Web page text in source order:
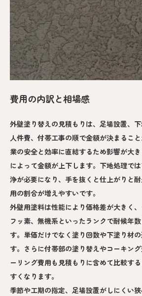
費用の内訳と相場感
外壁塗り替えの見積もりは、足場設置、
人件費、付帯工事の順で金額が決まるこ
業の安全と効率に直結するため影響が大
によって金額が上下します。下地処理で
浄が必要になり、手を抜くと仕上がりと
用の割合が増えやすいです。
外壁用塗料は性能により価格差が大きく、
フッ素、無機系といったランクで耐候年
す。単価だけでなく塗り回数や下塗り材
す。さらに付帯部の塗り替えやコーキン
ーリング費用も見積もりに含めて比較す
すくなります。
季節や工期の指定、足場設置がしにくい